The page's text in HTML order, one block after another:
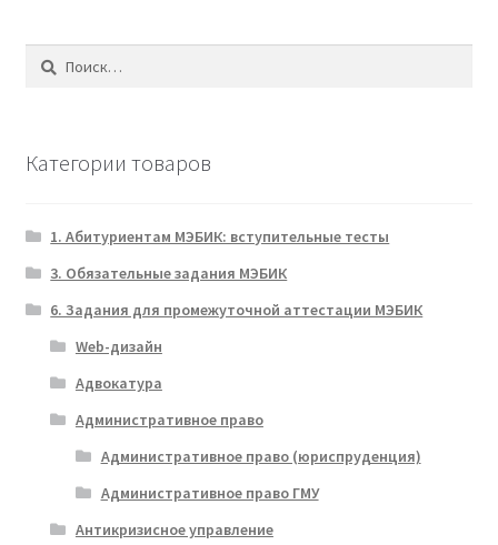
Найти:
Категории товаров
1. Абитуриентам МЭБИК: вступительные тесты
3. Обязательные задания МЭБИК
6. Задания для промежуточной аттестации МЭБИК
Web-дизайн
Адвокатура
Административное право
Административное право (юриспруденция)
Административное право ГМУ
Антикризисное управление